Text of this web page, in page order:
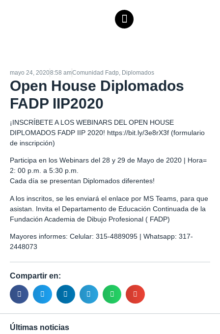
mayo 24, 20208:58 amComunidad Fadp, Diplomados
Open House Diplomados
FADP IIP2020
¡INSCRÍBETE A LOS WEBINARS DEL OPEN HOUSE
DIPLOMADOS FADP IIP 2020! https://bit.ly/3e8rX3f (formulario
de inscripción)
Participa en los Webinars del 28 y 29 de Mayo de 2020 | Hora=
2: 00 p.m. a 5:30 p.m.
Cada día se presentan Diplomados diferentes!
A los inscritos, se les enviará el enlace por MS Teams, para que
asistan. Invita el Departamento de Educación Continuada de la
Fundación Academia de Dibujo Profesional ( FADP)
Mayores informes: Celular: 315-4889095 | Whatsapp: 317-
2448073
Compartir en:
Últimas noticias